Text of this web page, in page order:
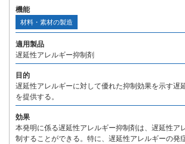
機能
材料・素材の製造
適用製品
遅延性アレルギー抑制剤
目的
遅延性アレルギーに対して優れた抑制効果を示す遅
を提供する。
効果
本発明に係る遅延性アレルギー抑制剤は、遅延性ア
制することができる。特に、遅延性アレルギーの発